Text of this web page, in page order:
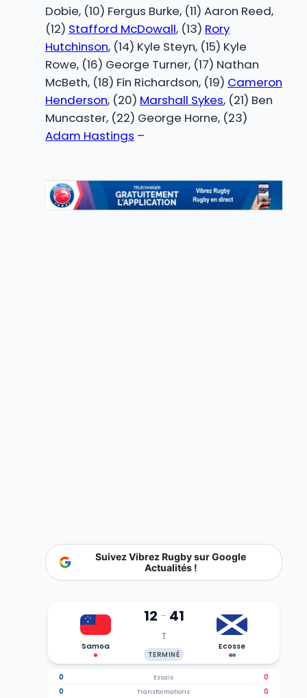
Dobie, (10) Fergus Burke, (11) Aaron Reed,
(12) Stafford McDowall, (13) Rory
Hutchinson, (14) Kyle Steyn, (15) Kyle
Rowe, (16) George Turner, (17) Nathan
McBeth, (18) Fin Richardson, (19) Cameron
Henderson, (20) Marshall Sykes, (21) Ben
Muncaster, (22) George Horne, (23)
Adam Hastings –
Suivez Vibrez Rugby sur Google
Actualités !
Samoa
12 - 41
T
TERMINÉ
Ecosse
0 Essais
0
0
Transformations
0